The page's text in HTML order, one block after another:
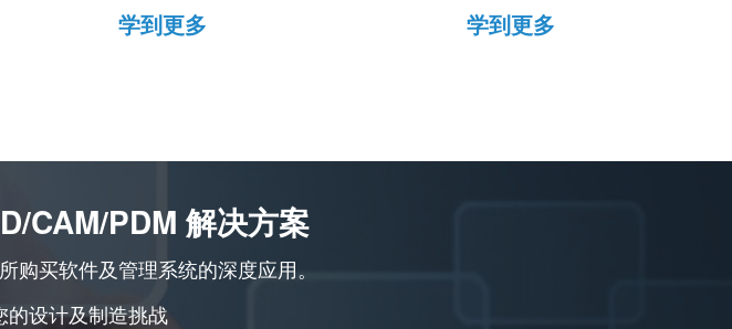
学到更多 学到更多
CAM/PDM 解决方案
购买软件及管理系统的深度应用。
的设计及制造挑战